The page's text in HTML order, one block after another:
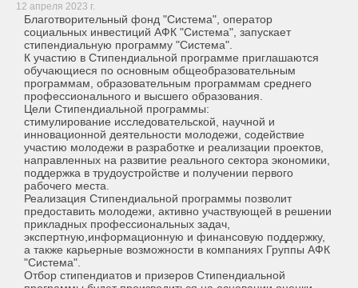
12 апреля 2023 г.
Благотворительный фонд "Система", оператор
социальных инвестиций АФК "Система", запускает
стипендиальную программу "Система".
К участию в Стипендиальной программе приглашаются
обучающиеся по основным общеобразовательным
программам, образовательным программам среднего
профессионального и высшего образования.
Цели Стипендиальной программы:
стимулирование исследовательской, научной и
инновационной деятельности молодежи, содействие
участию молодежи в разработке и реализации проектов,
направленных на развитие реального сектора экономики,
поддержка в трудоустройстве и получении первого
рабочего места.
Реализация Стипендиальной программы позволит
предоставить молодежи, активно участвующей в решении
прикладных профессиональных задач,
экспертную,информационную и финансовую поддержку,
а также карьерные возможности в компаниях Группы АФК
"Система".
Отбор стипендиатов и призеров Стипендиальной